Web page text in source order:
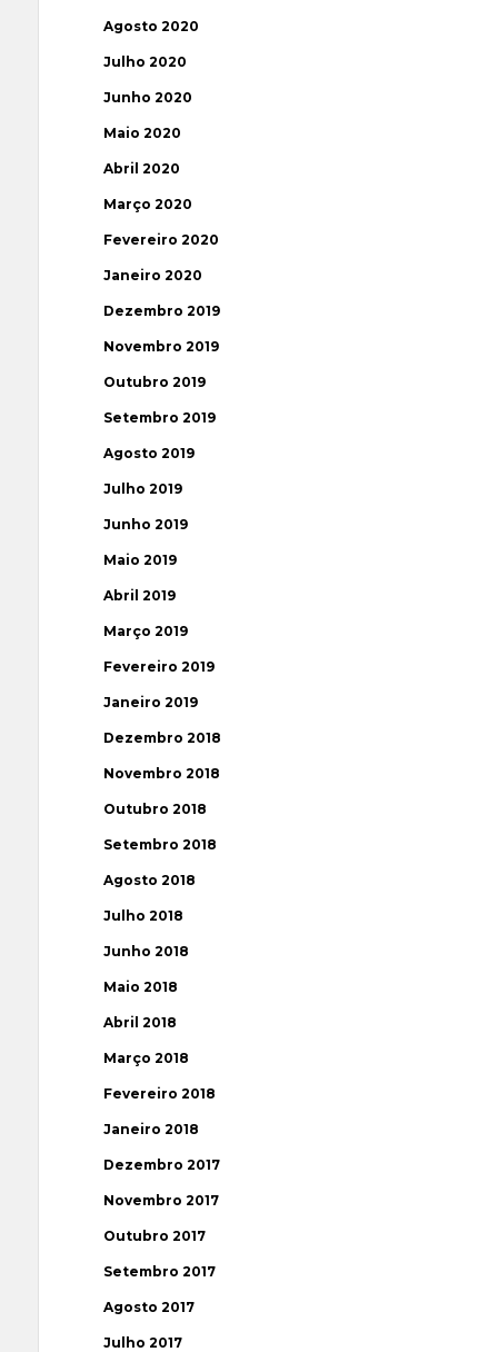
Agosto 2020
Julho 2020
Junho 2020
Maio 2020
Abril 2020
Março 2020
Fevereiro 2020
Janeiro 2020
Dezembro 2019
Novembro 2019
Outubro 2019
Setembro 2019
Agosto 2019
Julho 2019
Junho 2019
Maio 2019
Abril 2019
Março 2019
Fevereiro 2019
Janeiro 2019
Dezembro 2018
Novembro 2018
Outubro 2018
Setembro 2018
Agosto 2018
Julho 2018
Junho 2018
Maio 2018
Abril 2018
Março 2018
Fevereiro 2018
Janeiro 2018
Dezembro 2017
Novembro 2017
Outubro 2017
Setembro 2017
Agosto 2017
Julho 2017